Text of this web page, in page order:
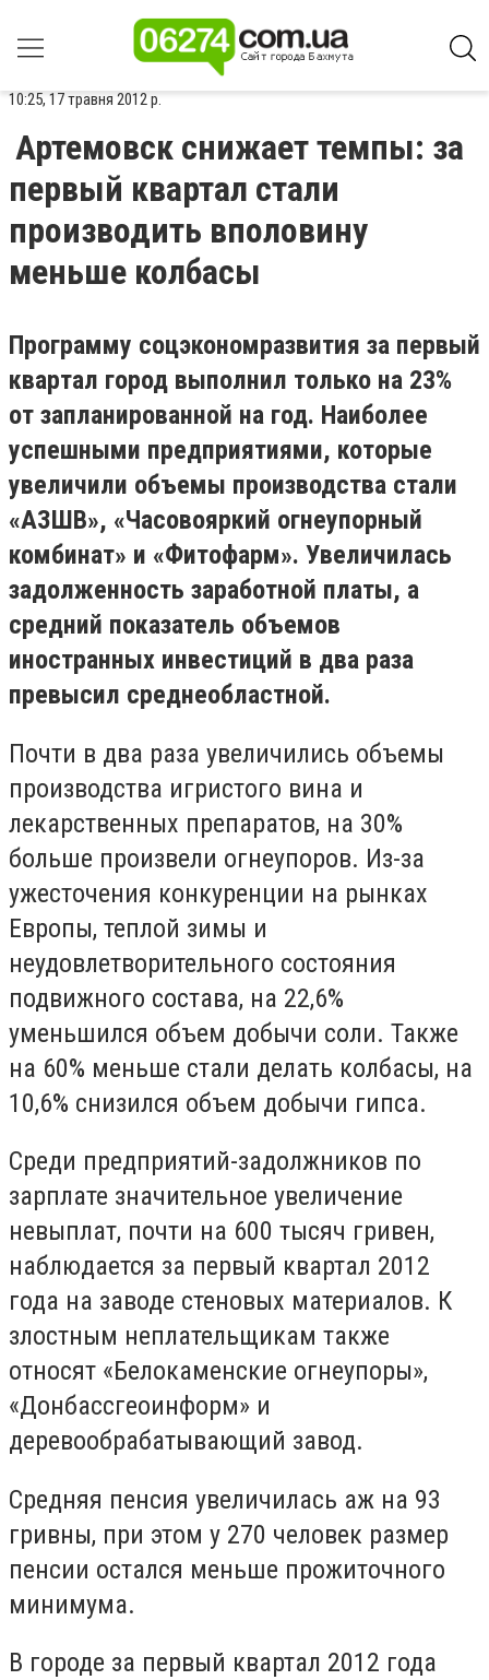
10:25, 17 травня 2012 р.
Артемовск снижает темпы: за
первый квартал стали
производить вполовину
меньше колбасы
Программу соцэкономразвития за первый
квартал город выполнил только на 23%
от запланированной на год. Наиболее
успешными предприятиями, которые
увеличили объемы производства стали
«АЗШВ», «Часовояркий огнеупорный
комбинат» и «Фитофарм». Увеличилась
задолженность заработной платы, а
средний показатель объемов
иностранных инвестиций в два раза
превысил среднеобластной.
Почти в два раза увеличились объемы
производства игристого вина и
лекарственных препаратов, на 30%
больше произвели огнеупоров. Из-за
ужесточения конкуренции на рынках
Европы, теплой зимы и
неудовлетворительного состояния
подвижного состава, на 22,6%
уменьшился объем добычи соли. Также
на 60% меньше стали делать колбасы, на
10,6% снизился объем добычи гипса.
Среди предприятий-задолжников по
зарплате значительное увеличение
невыплат, почти на 600 тысяч гривен,
наблюдается за первый квартал 2012
года на заводе стеновых материалов. К
злостным неплательщикам также
относят «Белокаменские огнеупоры»,
«Донбассгеоинформ» и
деревообрабатывающий завод.
Средняя пенсия увеличилась аж на 93
гривны, при этом у 270 человек размер
пенсии остался меньше прожиточного
минимума.
В городе за первый квартал 2012 года